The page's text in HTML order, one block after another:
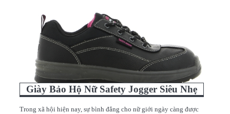
Giày Bảo Hộ Nữ Safety Jogger Siêu Nhẹ
Trong xã hội hiện nay, sự bình đẳng cho nữ giới ngày càng được